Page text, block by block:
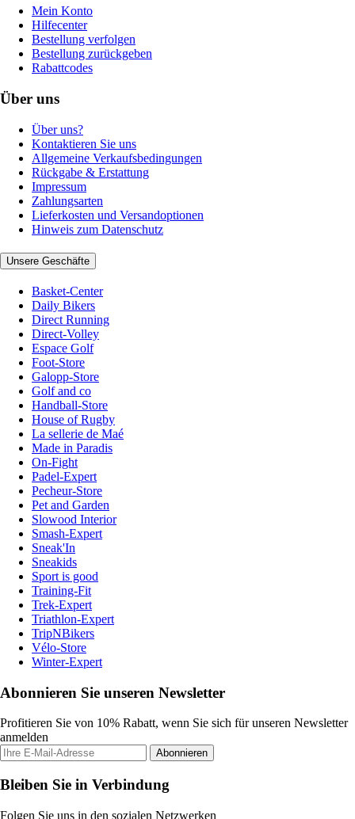
Mein Konto
Hilfecenter
Bestellung verfolgen
Bestellung zurückgeben
Rabattcodes
Über uns
Über uns?
Kontaktieren Sie uns
Allgemeine Verkaufsbedingungen
Rückgabe & Erstattung
Impressum
Zahlungsarten
Lieferkosten und Versandoptionen
Hinweis zum Datenschutz
Unsere Geschäfte
Basket-Center
Daily Bikers
Direct Running
Direct-Volley
Espace Golf
Foot-Store
Galopp-Store
Golf and co
Handball-Store
House of Rugby
La sellerie de Maé
Made in Paradis
On-Fight
Padel-Expert
Pecheur-Store
Pet and Garden
Slowood Interior
Smash-Expert
Sneak'In
Sneakids
Sport is good
Training-Fit
Trek-Expert
Triathlon-Expert
TripNBikers
Vélo-Store
Winter-Expert
Abonnieren Sie unseren Newsletter
Profitieren Sie von 10% Rabatt, wenn Sie sich für unseren Newsletter
anmelden
Abonnieren
Bleiben Sie in Verbindung
Folgen Sie uns in den sozialen Netzwerken